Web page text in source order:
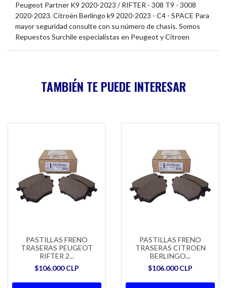
Peugeot Partner K9 2020-2023 / RIFTER - 308 T9 - 3008
2020-2023. Citroën Berlingo k9 2020-2023 - C4 - SPACE Para
mayor seguridad consulte con su número de chasis. Somos
Repuestos Surchile especialistas en Peugeot y Citroen
TAMBIÉN TE PUEDE INTERESAR
PASTILLAS FRENO
TRASERAS PEUGEOT
RIFTER 2...
$106.000 CLP
PASTILLAS FRENO
TRASERAS CITROEN
BERLINGO...
$106.000 CLP